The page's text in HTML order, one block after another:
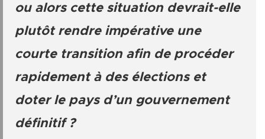
ou alors cette situation devrait-elle
plutôt rendre impérative une
courte transition afin de procéder
rapidement à des élections et
doter le pays d’un gouvernement
définitif ?